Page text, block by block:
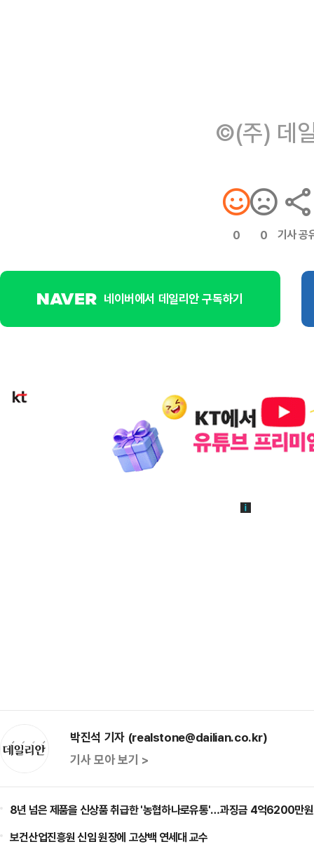
©(주) 데
0 0 기사 공
네이버에서 데일리안 구독하기
박진석 기자 (realstone@dailian.co.kr)
기사 모아 보기 >
8년 넘은 제품을 신상품 취급한 '농협하나로유통'…과징금 4억6200만원
보건산업진흥원 신임 원장에 고상백 연세대 교수